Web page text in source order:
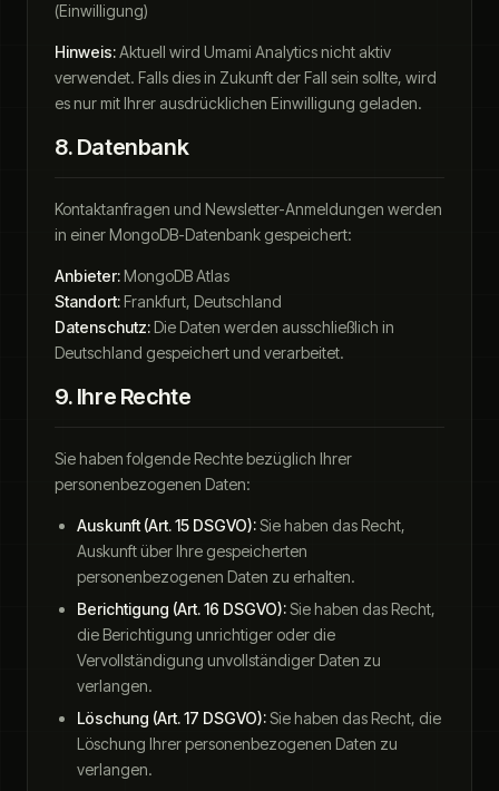
(Einwilligung)
Hinweis:Aktuell wird Umami Analytics nicht aktiv
verwendet. Falls dies in Zukunft der Fall sein sollte, wird
es nur mit Ihrer ausdrücklichen Einwilligung geladen.
8. Datenbank
Kontaktanfragen und Newsletter-Anmeldungen werden
in einer MongoDB-Datenbank gespeichert:
Anbieter:MongoDB Atlas
Standort: Frankfurt, Deutschland
Datenschutz:Die Daten werden ausschließlich in
Deutschland gespeichert und verarbeitet.
9. Ihre Rechte
Sie haben folgende Rechte bezüglich Ihrer
personenbezogenen Daten:
Auskunft (Art. 15 DSGVO):Sie haben das Recht,
Auskunft über Ihre gespeicherten
personenbezogenen Daten zu erhalten.
Berichtigung (Art. 16 DSGVO):Sie haben das Recht,
die Berichtigung unrichtiger oder die
Vervollständigung unvollständiger Daten zu
verlangen.
Löschung (Art. 17 DSGVO):Sie haben das Recht, die
Löschung Ihrer personenbezogenen Daten zu
verlangen.